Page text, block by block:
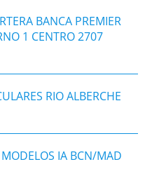
BANCA PREMIER
1 CENTRO 2707
RIO ALBERCHE
IA BCN/MAD